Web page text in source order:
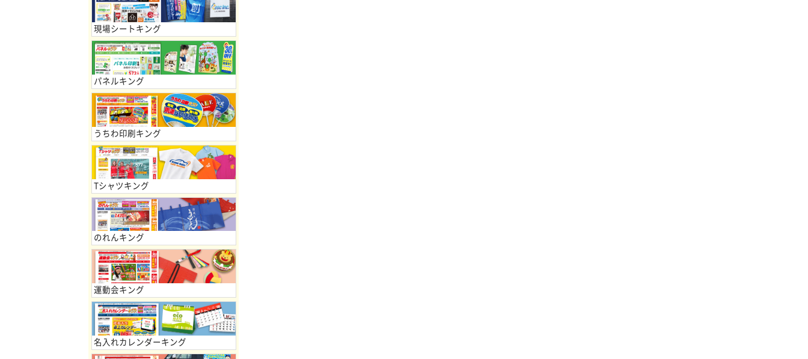
現場シートキング
パネルキング
うちわ印刷キング
Tシャツキング
のれんキング
運動会キング
名入れカレンダーキング